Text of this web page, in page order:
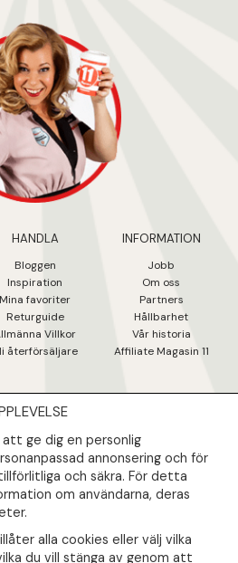
HANDLA
Bloggen
Inspiration
Mina favoriter
Returguide
Villkor
återförsäljare
INFORMATION
Jobb
Om oss
Partners
Hållbarhet
Vår historia
Affiliate Magasin 11
NYHETSBREV
våra bästa erbjudanden & nyheter!
användas till våra nyhetsbrev.
ge dig en personlig
annonsering och för
och säkra. För detta
om användarna, deras
alla cookies eller välj vilka
du vill stänga av genom att